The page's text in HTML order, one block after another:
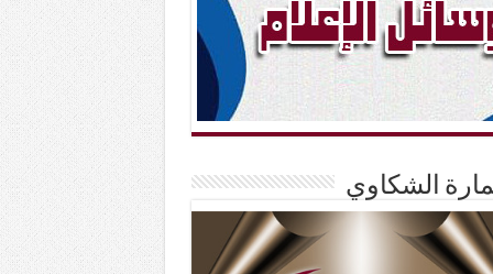
الشكاوي